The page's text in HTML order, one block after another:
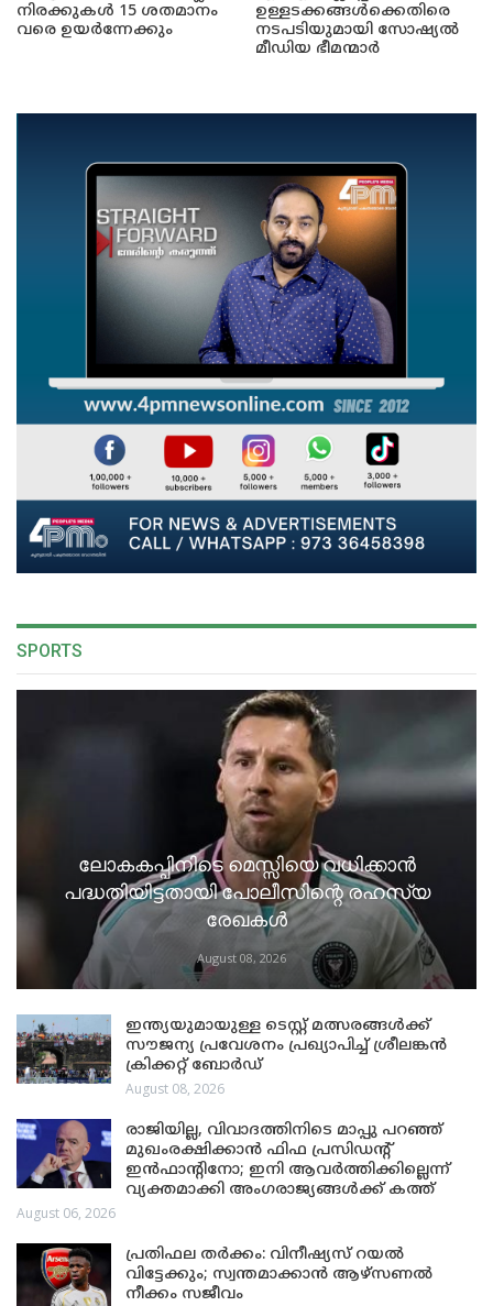
നിരക്കുകൾ 15 ശതമാനം
വരെ ഉയർന്നേക്കും
ഉള്ളടക്കങ്ങൾക്കെതിരെ
നടപടിയുമായി സോഷ്യൽ
മീഡിയ ഭീമന്മാർ
SPORTS
ലോകകപ്പിനിടെ മെസ്സിയെ വധിക്കാൻ
പദ്ധതിയിട്ടതായി പോലീസിന്റെ രഹസ്യ
രേഖകൾ
August 08, 2026
ഇന്ത്യയുമായുള്ള ടെസ്റ്റ് മത്സരങ്ങൾക്ക്
സൗജന്യ പ്രവേശനം പ്രഖ്യാപിച്ച് ശ്രീലങ്കൻ
ക്രിക്കറ്റ് ബോർഡ്
August 08, 2026
രാജിയില്ല, വിവാദത്തിനിടെ മാപ്പു പറഞ്ഞ്
മുഖംരക്ഷിക്കാൻ ഫിഫ പ്രസിഡന്റ്
ഇൻഫാന്റിനോ; ഇനി ആവർത്തിക്കില്ലെന്ന്
വ്യക്തമാക്കി അംഗരാജ്യങ്ങൾക്ക് കത്ത്
August 06, 2026
പ്രതിഫല തർക്കം: വിനീഷ്യസ് റയൽ
വിട്ടേക്കും; സ്വന്തമാക്കാൻ ആഴ്സണൽ
നീക്കം സജീവം